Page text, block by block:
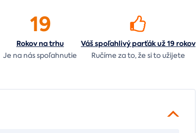
19
Rokov natrhu
Je na násspoľahnutie
Váš spoľahlivý parťák už 19 rokov
Ručíme za to,že si to užijete